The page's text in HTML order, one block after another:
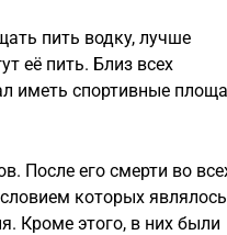
пить водку, лучше
её пить. Близ всех
иметь спортивные
После его смерти во
которых являлось
Кроме этого, в них были